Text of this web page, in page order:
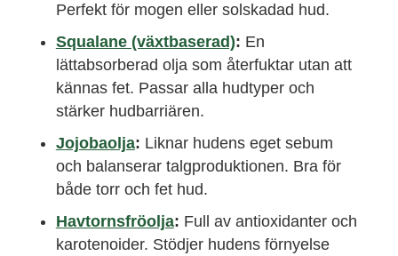
Perfekt för mogen eller solskadad hud.
Squalane (växtbaserad): En
lättabsorberad olja som återfuktar utan att
kännas fet. Passar alla hudtyper och
stärker hudbarriären.
Jojobaolja: Liknar hudens eget sebum
och balanserar talgproduktionen. Bra för
både torr och fet hud.
Havtornsfröolja: Full av antioxidanter och
karotenoider. Stödjer hudens förnyelse